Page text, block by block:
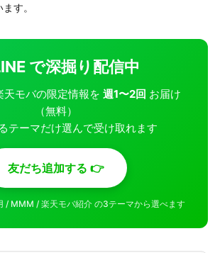
す。
で深掘り配信中
モバの限定情報を 週1〜2回 お届け
（無料）
テーマだけ選んで受け取れます
友だち追加する 👉
/ MMM / 楽天モバ紹介 の3テーマから選べます